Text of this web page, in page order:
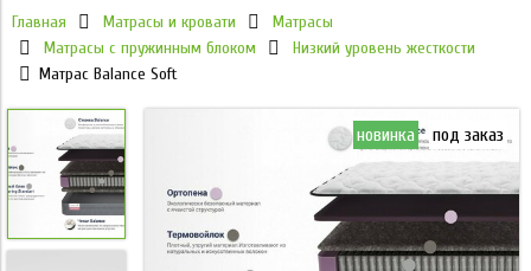
Главная Матрасы и кровати
Матрасы
Матрасы с пружинным блоком
Низкий уровень жесткости
Матрас Balance Soft
новинка под заказ